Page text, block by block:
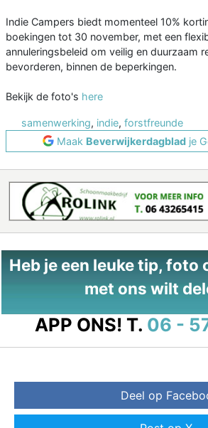
Indie Campers biedt momenteel 10%
boekingen tot 30 november, met een
annuleringsbeleid om veilig en duurzaam
bevorderen, binnen de beperkingen.
Bekijk de foto's here
samenwerking, indie, forstfreunde
Maak Beverwijkerdagblad je
Heb je een leuke tip, foto
met ons wilt
APP ONS! T. 06 -
Deel op